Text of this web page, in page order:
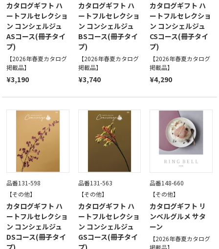
カタログギフト ハ
ートフルセレクショ
ン コンシェルジュ
ASコース(冊子タイ
プ)
【2026年春夏カタログ
掲載品】
¥3,190
カタログギフト ハ
ートフルセレクショ
ン コンシェルジュ
BSコース(冊子タイ
プ)
【2026年春夏カタログ
掲載品】
¥3,740
カタログギフト ハ
ートフルセレクショ
ン コンシェルジュ
CSコース(冊子タイ
プ)
【2026年春夏カタログ
掲載品】
¥4,290
品番131-598
【その他】
カタログギフト ハ
ートフルセレクショ
ン コンシェルジュ
DSコース(冊子タイ
品番131-563
【その他】
カタログギフト ハ
ートフルセレクショ
ン コンシェルジュ
GSコース(冊子タイ
品番148-660
【その他】
カタログギフト リ
ンベルグルメ サタ
ーン
【2026年春夏カタログ